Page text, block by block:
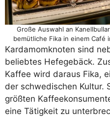
Große Auswahl an
bemütliche Fika in einem
Kardamomknoten sind
beliebtes Hefegebäck.
Kaffee wird daraus Fika,
der schwedischen Kultur.
größten
eine Tätigkeit zu